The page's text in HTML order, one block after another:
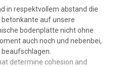
in respektvollem abstand die
betonkante auf unsere
bodenplatte nicht ohne
auch noch und nebenbei,
determine cohesion and